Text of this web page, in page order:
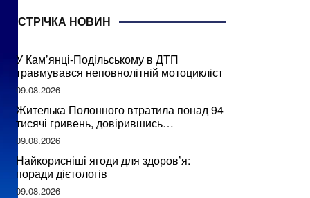
СТРІЧКА НОВИН
У Кам’янці-Подільському в ДТП
травмувався неповнолітній мотоцикліст
09.08.2026
Жителька Полонного втратила понад 94
тисячі гривень, довірившись
псевдобанкіру
09.08.2026
Найкорисніші ягоди для здоров’я:
поради дієтологів
09.08.2026